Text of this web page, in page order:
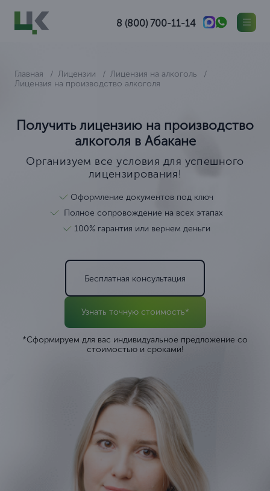
8 (800) 700-11-14
Главная Лицензии
Лицензия на алкоголь
Лицензия на производство алкоголя
Получить лицензию на производство
алкоголя в Абакане
Организуем все условия для успешного
лицензирования!
Оформление документов под ключ
Полное сопровождение на всех этапах
100% гарантия или вернем деньги
Бесплатная консультация
Узнать точную стоимость*
*Сформируем для вас индивидуальное предложение со
стоимостью и сроками!